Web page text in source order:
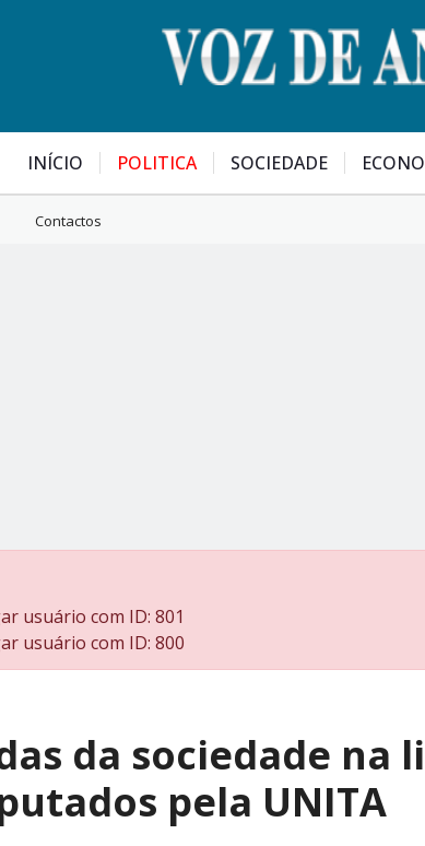
INÍCIO POLITICA SOCIEDADE
Contactos
usuário com ID: 801
usuário com ID: 800
da sociedade na
pela UNITA